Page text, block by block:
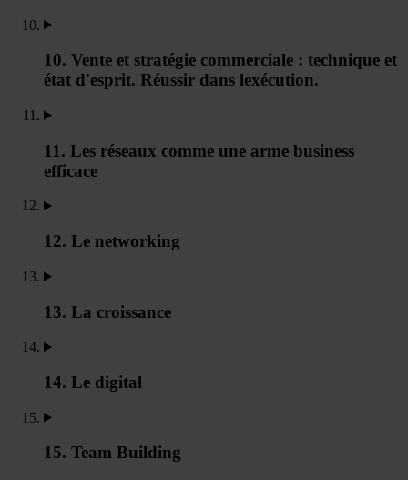
10. Vente et stratégie commerciale : technique et
état d'esprit. Réussir dans lexécution.
11. Les réseaux comme une arme business
efficace
12. Le networking
13. La croissance
14. Le digital
15. Team Building